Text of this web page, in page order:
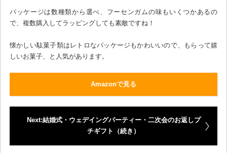
パッケージは数種類から選べ、フーセンガムの味もいくつかあるの
で、複数購入してラッピングしても素敵ですね！
懐かしい駄菓子類はレトロなパッケージもかわいいので、もらって嬉
しいお菓子、と人気があります。
Amazonで見る
Next:結婚式・ウェデイングパーティー・二次会のお返しプ
チギフト（続き）